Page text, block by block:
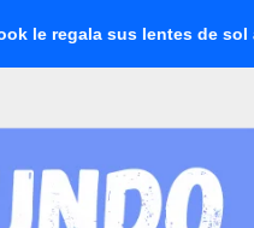
sus lentes de sol a una